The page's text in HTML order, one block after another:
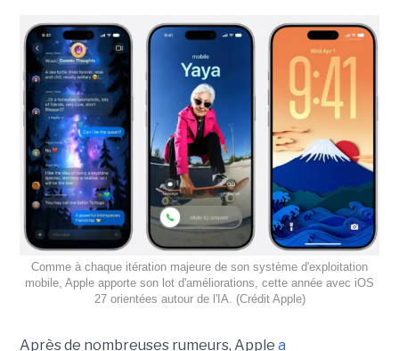
Comme à chaque itération majeure de son système d'exploitation
mobile, Apple apporte son lot d'améliorations, cette année avec iOS
27 orientées autour de l'IA. (Crédit Apple)
Après de nombreuses rumeurs, Apple a